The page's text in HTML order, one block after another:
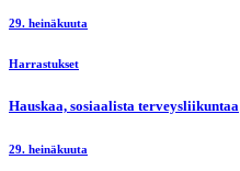
29. heinäkuuta
Harrastukset
Hauskaa, sosiaalista terveysliikuntaa
29. heinäkuuta